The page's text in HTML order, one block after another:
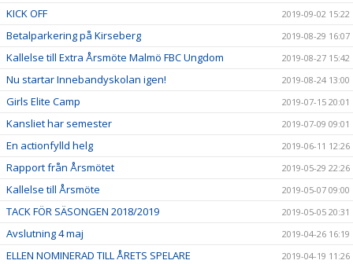
KICK OFF 2019-09-02 15:22
Betalparkering på Kirseberg 2019-08-29 16:07
Kallelse till Extra Årsmöte Malmö FBC Ungdom 2019-08-27 15:42
Nu startar Innebandyskolan igen! 2019-08-24 13:00
Girls Elite Camp 2019-07-15 20:01
Kansliet har semester 2019-07-09 09:01
En actionfylld helg 2019-06-11 12:26
Rapport från Årsmötet 2019-05-29 22:26
Kallelse till Årsmöte 2019-05-07 09:00
TACK FÖR SÄSONGEN 2018/2019 2019-05-05 20:31
Avslutning 4 maj 2019-04-26 16:19
ELLEN NOMINERAD TILL ÅRETS SPELARE 2019-04-19 11:26